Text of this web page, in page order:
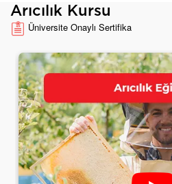
Arıcılık Kursu
Üniversite Onaylı Sertifika